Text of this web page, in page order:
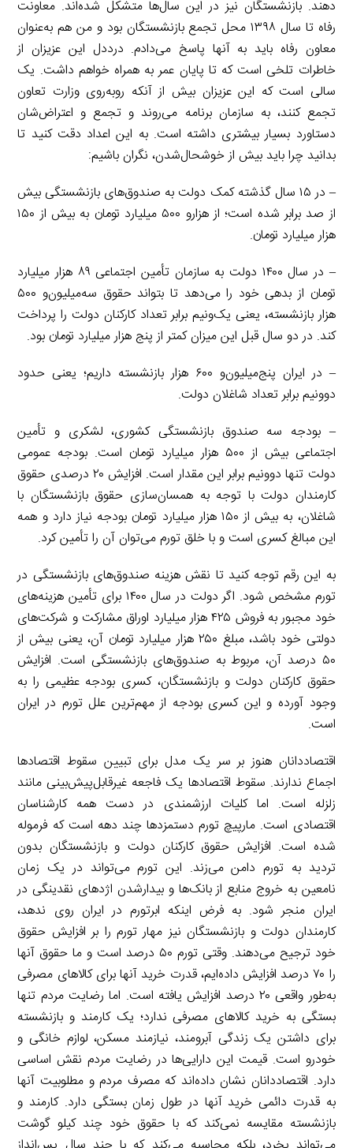
دهند. بازنشستگان نیز در این سال‌ها متشکل شده‌اند. معاونت
رفاه تا سال ۱۳۹۸ محل تجمع بازنشستگان بود و من هم به‌عنوان
معاون رفاه باید به آنها پاسخ می‌دادم. درددل این عزیزان از
خاطرات تلخی است که تا پایان عمر به همراه خواهم داشت. یک
سالی است که این عزیزان بیش از آنکه روبه‌روی وزارت تعاون
تجمع کنند، به سازمان برنامه می‌روند و تجمع و اعتراض‌شان
دستاورد بسیار بیشتری داشته است. به این اعداد دقت کنید تا
بدانید چرا باید بیش از خوشحال‌شدن، نگران باشیم:
– در ۱۵ سال گذشته کمک دولت به صندوق‌های بازنشستگی بیش
از صد برابر شده است؛ از هزارو ۵۰۰ میلیارد تومان به بیش از ۱۵۰
هزار میلیارد تومان.
– در سال ۱۴۰۰ دولت به سازمان تأمین اجتماعی ۸۹ هزار میلیارد
تومان از بدهی خود را می‌دهد تا بتواند حقوق سه‌میلیون‌و ۵۰۰
هزار بازنشسته، یعنی یک‌ونیم برابر تعداد کارکنان دولت را پرداخت
کند. در دو سال قبل این میزان کمتر از پنج هزار میلیارد تومان بود.
– در ایران پنج‌میلیون‌و ۶۰۰ هزار بازنشسته داریم؛ یعنی حدود
دوونیم برابر تعداد شاغلان دولت.
– بودجه سه صندوق بازنشستگی کشوری، لشکری و تأمین
اجتماعی بیش از ۵۰۰ هزار میلیارد تومان است. بودجه عمومی
دولت تنها دوونیم برابر این مقدار است. افزایش ۲۰ درصدی حقوق
کارمندان دولت با توجه به همسان‌سازی حقوق بازنشستگان با
شاغلان، به بیش از ۱۵۰ هزار میلیارد تومان بودجه نیاز دارد و همه
این مبالغ کسری است و با خلق تورم می‌توان آن را تأمین کرد.
به این رقم توجه کنید تا نقش هزینه صندوق‌های بازنشستگی در
تورم مشخص شود. اگر دولت در سال ۱۴۰۰ برای تأمین هزینه‌های
خود مجبور به فروش ۴۲۵ هزار میلیارد اوراق مشارکت و شرکت‌های
دولتی خود باشد، مبلغ ۲۵۰ هزار میلیارد تومان آن، یعنی بیش از
۵۰ درصد آن، مربوط به صندوق‌های بازنشستگی است. افزایش
حقوق کارکنان دولت و بازنشستگان، کسری بودجه عظیمی را به
وجود آورده و این کسری بودجه از مهم‌ترین علل تورم در ایران
است.
اقتصاددانان هنوز بر سر یک مدل برای تبیین سقوط اقتصادها
اجماع ندارند. سقوط اقتصادها یک فاجعه غیرقابل‌پیش‌بینی مانند
زلزله است. اما کلیات ارزشمندی در دست همه کارشناسان
اقتصادی است. مارپیچ تورم دستمزدها چند دهه است که فرموله
شده است. افزایش حقوق کارکنان دولت و بازنشستگان بدون
تردید به تورم دامن می‌زند. این تورم می‌تواند در یک زمان
نامعین به خروج منابع از بانک‌ها و بیدارشدن اژدهای نقدینگی در
ایران منجر شود. به فرض اینکه ابرتورم در ایران روی ندهد،
کارمندان دولت و بازنشستگان نیز مهار تورم را بر افزایش حقوق
خود ترجیح می‌دهند. وقتی تورم ۵۰ درصد است و ما حقوق آنها
را ۷۰ درصد افزایش داده‌ایم، قدرت خرید آنها برای کالاهای مصرفی
به‌طور واقعی ۲۰ درصد افزایش یافته است. اما رضایت مردم تنها
بستگی به خرید کالاهای مصرفی ندارد؛ یک کارمند و بازنشسته
برای داشتن یک زندگی آبرومند، نیازمند مسکن، لوازم خانگی و
خودرو است. قیمت این دارایی‌ها در رضایت مردم نقش اساسی
دارد. اقتصاددانان نشان داده‌اند که مصرف مردم و مطلوبیت آنها
به قدرت دائمی خرید آنها در طول زمان بستگی دارد. کارمند و
بازنشسته مقایسه نمی‌کند که با حقوق خود چند کیلو گوشت